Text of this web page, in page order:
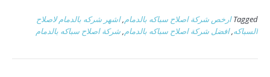
Tagged ارخص شركة اصلاح سباكه بالدمام,اشهر شركه بالدمام لاصلاح
السباكه,افضل شركة اصلاح سباكه بالدمام,شركة اصلاح سباكه بالدمام